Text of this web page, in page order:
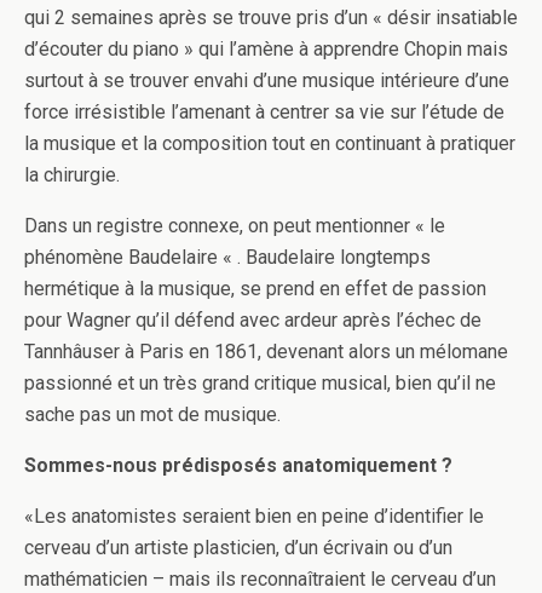
qui 2 semaines après se trouve pris d’un « désir insatiable
d’écouter du piano » qui l’amène à apprendre Chopin mais
surtout à se trouver envahi d’une musique intérieure d’une
force irrésistible l’amenant à centrer sa vie sur l’étude de
la musique et la composition tout en continuant à pratiquer
la chirurgie.
Dans un registre connexe, on peut mentionner « le
phénomène Baudelaire « . Baudelaire longtemps
hermétique à la musique, se prend en effet de passion
pour Wagner qu’il défend avec ardeur après l’échec de
Tannhâuser à Paris en 1861, devenant alors un mélomane
passionné et un très grand critique musical, bien qu’il ne
sache pas un mot de musique.
Sommes-nous prédisposés anatomiquement ?
«Les anatomistes seraient bien en peine d’identifier le
cerveau d’un artiste plasticien, d’un écrivain ou d’un
mathématicien – mais ils reconnaîtraient le cerveau d’un